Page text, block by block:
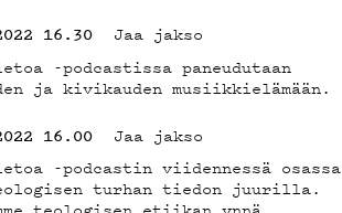
16.30
Jaa jakso
-podcastissa paneudutaan
ja kivikauden musiikkielämään.
16.00
Jaa jakso
-podcastin viidennessä osassa
turhan tiedon juurilla.